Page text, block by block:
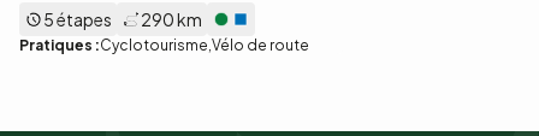
5 étapes 290 km
Pratiques :Cyclotourisme Vélo de route